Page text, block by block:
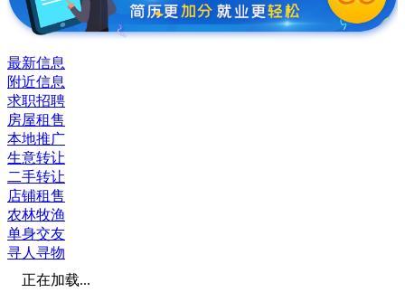
最新信息
附近信息
求职招聘
房屋租售
本地推广
生意转让
二手转让
店铺租售
农林牧渔
单身交友
寻人寻物
正在加载...